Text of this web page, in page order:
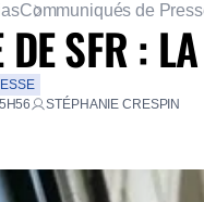
Communiqués de
DE SFR :
STÉPHANIE CRESPIN
fenêtre)
(nouvelle fenêtre)
(nouvelle
LinkedIn (nouvelle